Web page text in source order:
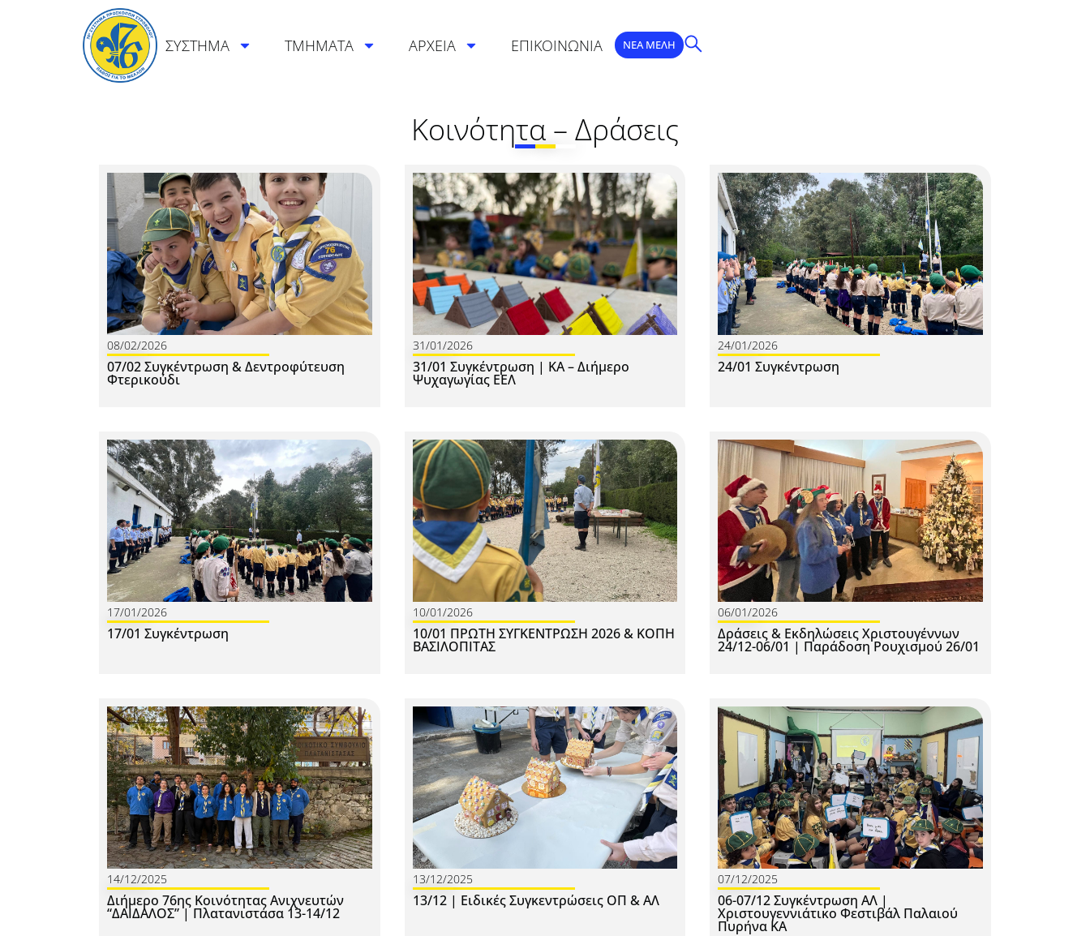
ΣΥΣΤΗΜΑ ΤΜΗΜΑΤΑ ΑΡΧΕΙΑ ΕΠΙΚΟΙΝΩΝΙΑ ΝΕΑ ΜΕΛΗ
Κοινότητα – Δράσεις
08/02/2026
07/02 Συγκέντρωση & Δεντροφύτευση
Φτερικούδι
31/01/2026
31/01 Συγκέντρωση | ΚΑ – Διήμερο
Ψυχαγωγίας ΕΕΛ
24/01/2026
24/01 Συγκέντρωση
17/01/2026
17/01 Συγκέντρωση
10/01/2026
10/01 ΠΡΩΤΗ ΣΥΓΚΕΝΤΡΩΣΗ 2026 & ΚΟΠΗ
ΒΑΣΙΛΟΠΙΤΑΣ
06/01/2026
Δράσεις & Εκδηλώσεις Χριστουγέννων
24/12-06/01 | Παράδοση Ρουχισμού 26/01
14/12/2025
Διήμερο 76ης Κοινότητας Ανιχνευτών
“ΔΑΙΔΑΛΟΣ” | Πλατανιστάσα 13-14/12
13/12/2025
13/12 | Ειδικές Συγκεντρώσεις ΟΠ & ΑΛ
07/12/2025
06-07/12 Συγκέντρωση ΑΛ |
Χριστουγεννιάτικο Φεστιβάλ Παλαιού
Πυρήνα ΚΑ